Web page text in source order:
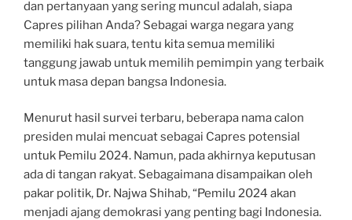
dan pertanyaan yang sering muncul adalah, siapa
Capres pilihan Anda? Sebagai warga negara yang
memiliki hak suara, tentu kita semua memiliki
tanggung jawab untuk memilih pemimpin yang terbaik
untuk masa depan bangsa Indonesia.
Menurut hasil survei terbaru, beberapa nama calon
presiden mulai mencuat sebagai Capres potensial
untuk Pemilu 2024. Namun, pada akhirnya keputusan
ada di tangan rakyat. Sebagaimana disampaikan oleh
pakar politik, Dr. Najwa Shihab, “Pemilu 2024 akan
menjadi ajang demokrasi yang penting bagi Indonesia.